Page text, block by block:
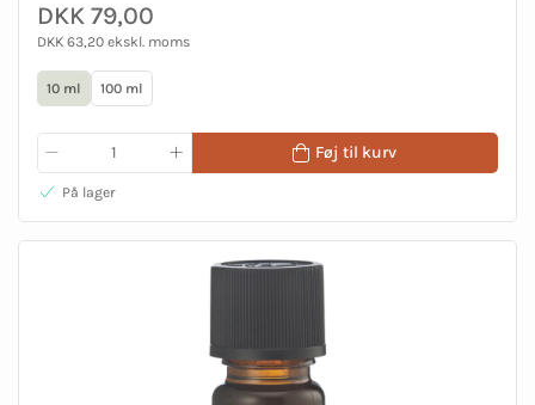
DKK 79,00
DKK 63,20 ekskl. moms
10 ml 100 ml
Føj til kurv
På lager